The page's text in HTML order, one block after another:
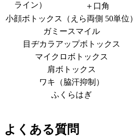
ライン）
＋口角
小顔ボトックス（えら両側 50単位）
ガミースマイル
目ヂカラアップボトックス
マイクロボトックス
肩ボトックス
ワキ（脇汗抑制）
ふくらはぎ
よくある質問